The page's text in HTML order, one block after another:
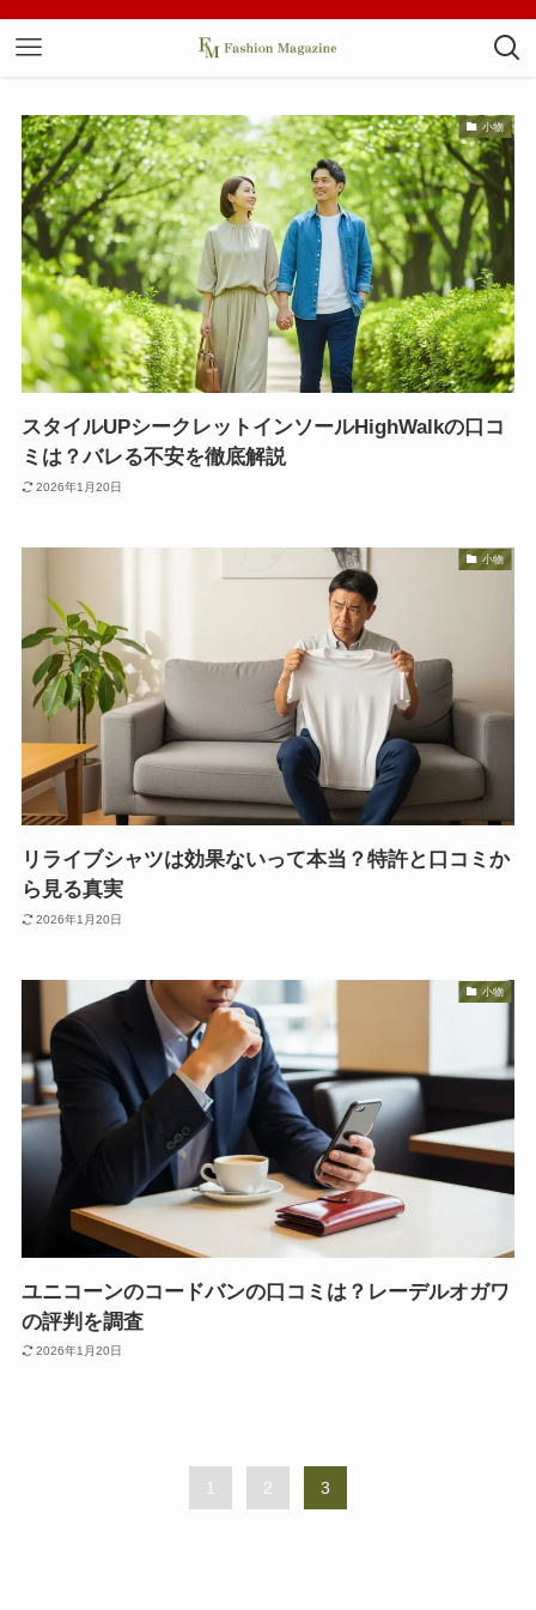
小物
スタイルUPシークレットインソールHighWalkの口コ
ミは？バレる不安を徹底解説
2026年1月20日
小物
リライブシャツは効果ないって本当？特許と口コミか
ら見る真実
2026年1月20日
小物
ユニコーンのコードバンの口コミは？レーデルオガワ
の評判を調査
2026年1月20日
1 2 3